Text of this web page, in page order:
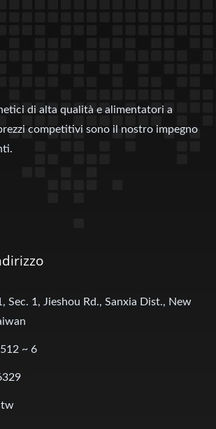
di alta qualità e alimentatori a
competitivi sono il nostro impegno
Sec. 1, Jieshou Rd., Sanxia Dist., New
~ 6